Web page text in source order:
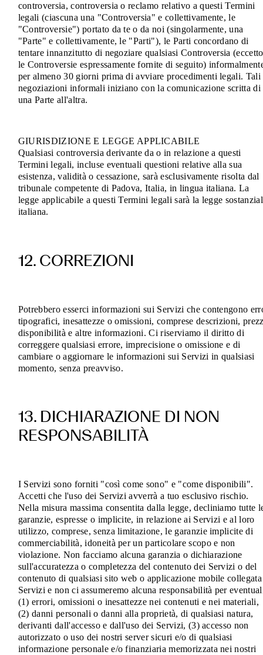
controversia, controversia o reclamo relativo a questi Termini
legali (ciascuna una "Controversia" e collettivamente, le
"Controversie") portato da te o da noi (singolarmente, una
"Parte" e collettivamente, le "Parti"), le Parti concordano di
tentare innanzitutto di negoziare qualsiasi Controversia (eccetto
le Controversie espressamente fornite di seguito)
per almeno 30 giorni prima di avviare procedimenti legali. Tali
negoziazioni informali iniziano con la comunicazione scritta di
una Parte all'altra.
GIURISDIZIONE E LEGGE APPLICABILE
Qualsiasi controversia derivante da o in relazione a questi
Termini legali, incluse eventuali questioni relative alla sua
esistenza, validità o cessazione, sarà esclusivamente risolta dal
tribunale competente di Padova, Italia, in lingua italiana. La
legge applicabile a questi Termini legali sarà la legge
italiana.
12. CORREZIONI
Potrebbero esserci informazioni sui Servizi che contengono
tipografici, inesattezze o omissioni, comprese descrizioni,
disponibilità e altre informazioni. Ci riserviamo il diritto di
correggere qualsiasi errore, imprecisione o omissione e di
cambiare o aggiornare le informazioni sui Servizi in qualsiasi
momento, senza preavviso.
13. DICHIARAZIONE DI NON
RESPONSABILITÀ
I Servizi sono forniti "così come sono" e "come disponibili".
Accetti che l'uso dei Servizi avverrà a tuo esclusivo rischio.
Nella misura massima consentita dalla legge, decliniamo tutte
garanzie, espresse o implicite, in relazione ai Servizi e al loro
utilizzo, comprese, senza limitazione, le garanzie implicite di
commerciabilità, idoneità per un particolare scopo e non
violazione. Non facciamo alcuna garanzia o dichiarazione
sull'accuratezza o completezza del contenuto dei Servizi o del
contenuto di qualsiasi sito web o applicazione mobile
Servizi e non ci assumeremo alcuna responsabilità per
(1) errori, omissioni o inesattezze nei contenuti e nei materiali,
(2) danni personali o danni alla proprietà, di qualsiasi natura,
derivanti dall'accesso e dall'uso dei Servizi, (3) accesso non
autorizzato o uso dei nostri server sicuri e/o di qualsiasi
informazione personale e/o finanziaria memorizzata nei nostri